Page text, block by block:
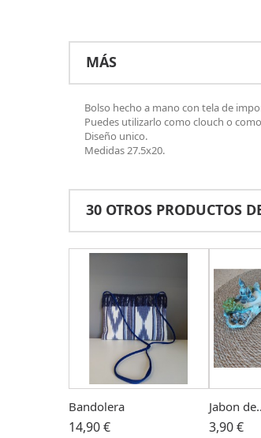
MÁS
Bolso hecho a mano con tela de
Puedes utilizarlo como clouch o
Diseño unico.
Medidas 27.5x20.
30 OTROS PRODUCTOS
Bandolera
14,90 €
Jabon
3,90 €